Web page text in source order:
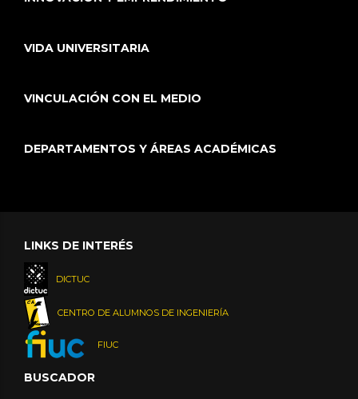
VIDA UNIVERSITARIA
VINCULACIÓN CON EL MEDIO
DEPARTAMENTOS Y ÁREAS ACADÉMICAS
LINKS DE INTERÉS
DICTUC
CENTRO DE ALUMNOS DE INGENIERÍA
FIUC
BUSCADOR